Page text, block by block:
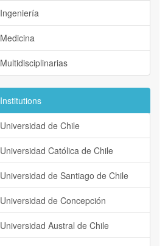
Ingeniería
Medicina
Multidisciplinarias
Institutions
Universidad de Chile
Universidad Católica de Chile
Universidad de Santiago de Chile
Universidad de Concepción
Universidad Austral de Chile